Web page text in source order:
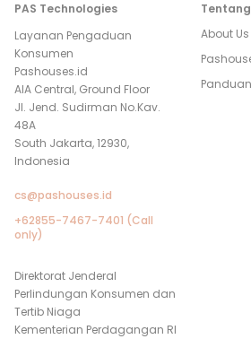
PAS Technologies
Layanan Pengaduan
Konsumen
Pashouses.id
AIA Central, Ground Floor
Jl. Jend. Sudirman No.Kav.
48A
South Jakarta, 12930,
Indonesia
cs@pashouses.id
+62855-7467-7401 (Call
only)
Direktorat Jenderal
Perlindungan Konsumen dan
Tertib Niaga
Kementerian Perdagangan RI
Tentang
About Us